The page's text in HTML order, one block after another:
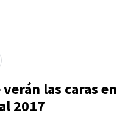
las caras en
2017